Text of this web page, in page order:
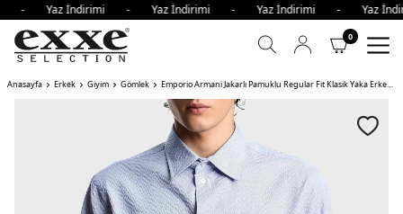
- Yaz İndirimi - Yaz İndirimi - Yaz İndirimi -
0
Anasayfa Erkek Giyim Gömlek Emporio Armani Jakarlı Pamuklu Regular Fit Klasik Yaka Erkek Gömlek AÇIK